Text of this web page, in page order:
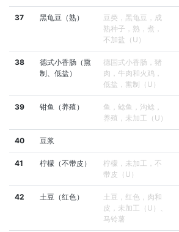
37 黑龟豆（熟）
豆类，黑龟豆，成
熟种子，熟，煮，
不加盐（U）
38
德式小香肠（熏
制、低盐）
德国式小香肠，猪
肉，牛肉和火鸡，
低盐，熏制（U）
39 钳鱼（养殖）
鱼，鲶鱼，沟鲶，
养殖，未加工（U）
40 豆浆
41 柠檬（不带皮）
柠檬，未加工，不
带皮（U）
42 土豆（红色）
土豆，红色，肉和
皮，未加工（U）、
马铃薯